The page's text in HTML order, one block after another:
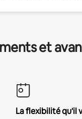
et
La flexibilité qu'il